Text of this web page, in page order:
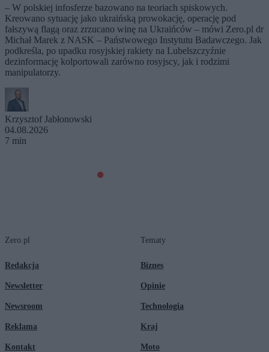
– W polskiej infosferze bazowano na teoriach spiskowych.
Kreowano sytuację jako ukraińską prowokację, operację pod
fałszywą flagą oraz zrzucano winę na Ukraińców – mówi Zero.pl dr
Michał Marek z NASK – Państwowego Instytutu Badawczego. Jak
podkreśla, po upadku rosyjskiej rakiety na Lubelszczyźnie
dezinformację kolportowali zarówno rosyjscy, jak i rodzimi
manipulatorzy.
Krzysztof Jabłonowski
04.08.2026
7 min
Zero.pl
Redakcja
Newsletter
Newsroom
Reklama
Kontakt
Tematy
Biznes
Opinie
Technologia
Kraj
Moto